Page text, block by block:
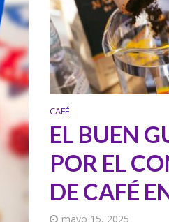
CAFÉ
EL BUEN
POR EL
DE CAFÉ
mayo 15, 2025